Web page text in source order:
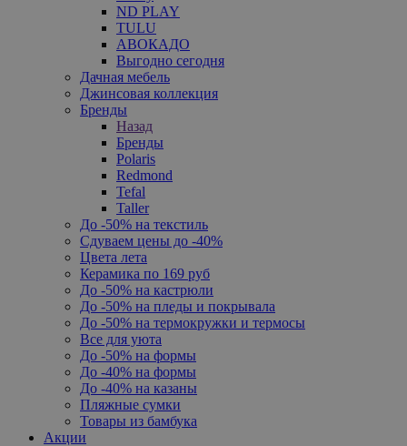
ND PLAY
TULU
АВОКАДО
Выгодно сегодня
Дачная мебель
Джинсовая коллекция
Бренды
Назад
Бренды
Polaris
Redmond
Tefal
Taller
До -50% на текстиль
Сдуваем цены до -40%
Цвета лета
Керамика по 169 руб
До -50% на кастрюли
До -50% на пледы и покрывала
До -50% на термокружки и термосы
Все для уюта
До -50% на формы
До -40% на формы
До -40% на казаны
Пляжные сумки
Товары из бамбука
Акции